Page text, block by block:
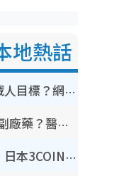
地熱話
裝修拆鐵閘隨時變賊人目標？網民揭2大關鍵用途：裝新式等於白裝？附新舊鐵閘分別
網傳公院改用內地/副廠藥？醫生拆解正副廠分別 揭4類人換藥隨時出事
怕蟲人士夏日救星！日本3COINS爆紅驅蟲神器$45起 1招「全程免觸碰」輕鬆搞定小強